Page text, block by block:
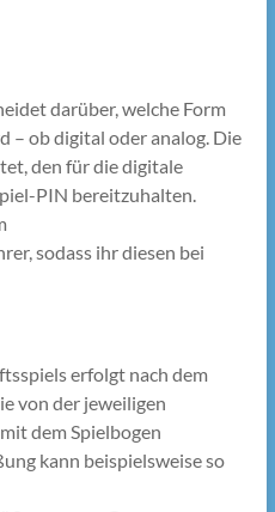
darüber, welche Form
– ob digital oder analog. Die
den für die digitale
PIN bereitzuhalten.
sodass ihr diesen bei
erfolgt nach dem
von der jeweiligen
dem Spielbogen
kann beispielsweise so